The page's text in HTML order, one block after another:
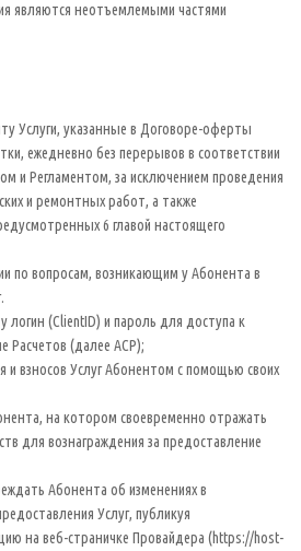
являются неотъемлемыми частями
Услуги, указанные в Договоре-оферты
ежедневно без перерывов в соответствии
и Регламентом, за исключением проведения
и ремонтных работ, а также
6 главой настоящего
по вопросам, возникающим у Абонента в
логин (ClientID) и пароль для доступа к
Расчетов (далее АСР);
и взносов Услуг Абонентом с помощью своих
на котором своевременно отражать
для вознаграждения за предоставление
Абонента об изменениях в
Услуг, публикуя
на веб-страничке Провайдера (https://host-